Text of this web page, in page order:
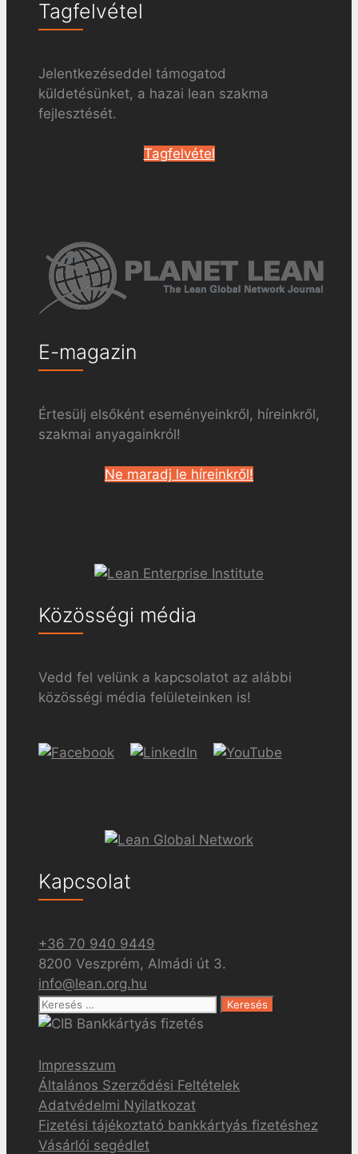
Tagfelvétel
Jelentkezéseddel támogatod
küldetésünket, a hazai lean szakma
fejlesztését.
Tagfelvétel
E-magazin
Értesülj elsőként eseményeinkről, híreinkről,
szakmai anyagainkról!
Ne maradj le híreinkről!
Közösségi média
Vedd fel velünk a kapcsolatot az alábbi
közösségi média felületeinken is!
Kapcsolat
+36 70 940 9449
8200 Veszprém, Almádi út 3.
info@lean.org.hu
Keresés:
Impresszum
Általános Szerződési Feltételek
Adatvédelmi Nyilatkozat
Fizetési tájékoztató bankkártyás fizetéshez
Vásárlói segédlet